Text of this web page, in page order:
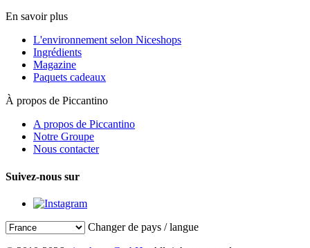
En savoir plus
L'environnement selon Niceshops
Ingrédients
Magazine
Paquets cadeaux
À propos de Piccantino
A propos de Piccantino
Notre Groupe
Nous contacter
Suivez-nous sur
Changer de pays / langue